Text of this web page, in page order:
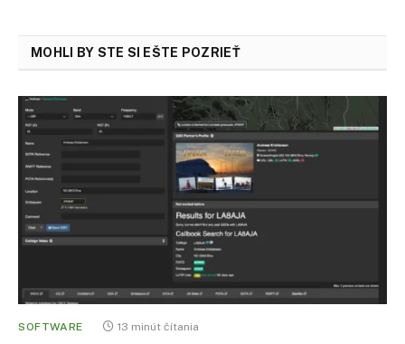
MOHLI BY STE SI EŠTE POZRIEŤ
SOFTWARE 13 minút čítania